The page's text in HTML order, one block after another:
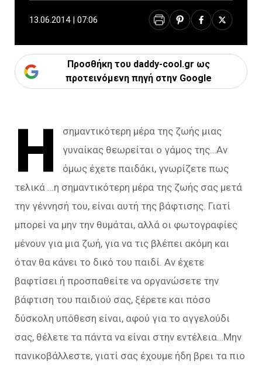
13.06.2014 | 07:06
Προσθήκη του daddy-cool.gr ως
προτεινόμενη πηγή στην Google
Η
σημαντικότερη μέρα της ζωής μιας
γυναίκας θεωρείται ο γάμος της…Αν
όμως έχετε παιδάκι, γνωρίζετε πως
τελικά …η σημαντικότερη μέρα της ζωής σας μετά
την γέννησή του, είναι αυτή της βάφτισης. Γιατί
μπορεί να μην την θυμάται, αλλά οι φωτογραφίες
μένουν για μια ζωή, για να τις βλέπει ακόμη και
όταν θα κάνει το δικό του παιδί. Αν έχετε
βαφτίσει ή προσπαθείτε να οργανώσετε την
βάφτιση του παιδιού σας, ξέρετε και πόσο
δύσκολη υπόθεση είναι, αφού για το αγγελούδι
σας, θέλετε τα πάντα να είναι στην εντέλεια…Μην
πανικοβάλλεστε, γιατί σας έχουμε ήδη βρει τα πιο